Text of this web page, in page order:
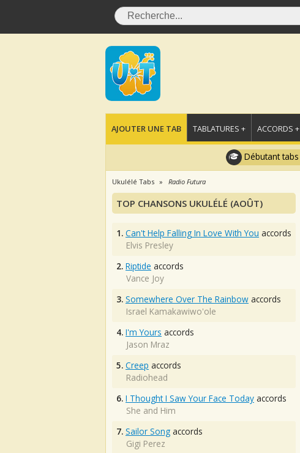
AJOUTER UNE TAB TABLATURES + ACCORDS +
Débutant tabs
Ukulélé Tabs Radio Futura
TOP CHANSONS UKULÉLÉ (AOÛT)
1. Can't Help Falling In Love With You accords
Elvis Presley
2. Riptide accords
Vance Joy
3. Somewhere Over The Rainbow accords
Israel Kamakawiwo'ole
4. I'm Yours accords
Jason Mraz
5. Creep accords
Radiohead
6. I Thought I Saw Your Face Today accords
She and Him
7. Sailor Song accords
Gigi Perez